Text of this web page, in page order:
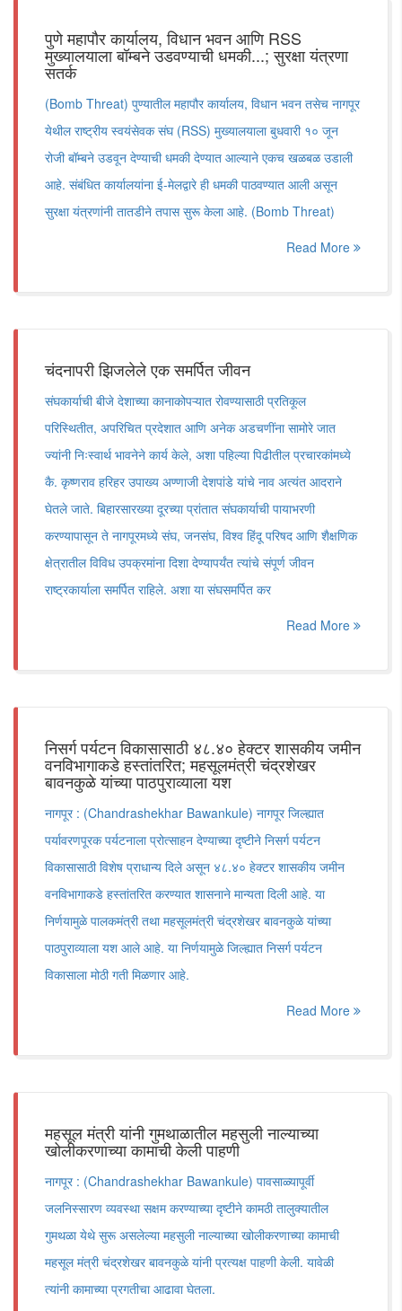
पुणे महापौर कार्यालय, विधान भवन आणि RSS
मुख्यालयाला बॉम्बने उडवण्याची धमकी...; सुरक्षा यंत्रणा
सतर्क
(Bomb Threat) पुण्यातील महापौर कार्यालय, विधान भवन तसेच नागपूर
येथील राष्ट्रीय स्वयंसेवक संघ (RSS) मुख्यालयाला बुधवारी १० जून
रोजी बॉम्बने उडवून देण्याची धमकी देण्यात आल्याने एकच खळबळ उडाली
आहे. संबंधित कार्यालयांना ई-मेलद्वारे ही धमकी पाठवण्यात आली असून
सुरक्षा यंत्रणांनी तातडीने तपास सुरू केला आहे. (Bomb Threat)
Read More
चंदनापरी झिजलेले एक समर्पित जीवन
संघकार्याची बीजे देशाच्या कानाकोपऱ्यात रोवण्यासाठी प्रतिकूल
परिस्थितीत, अपरिचित प्रदेशात आणि अनेक अडचणींना सामोरे जात
ज्यांनी निःस्वार्थ भावनेने कार्य केले, अशा पहिल्या पिढीतील प्रचारकांमध्ये
कै. कृष्णराव हरिहर उपाख्य अण्णाजी देशपांडे यांचे नाव अत्यंत आदराने
घेतले जाते. बिहारसारख्या दूरच्या प्रांतात संघकार्याची पायाभरणी
करण्यापासून ते नागपूरमध्ये संघ, जनसंघ, विश्व हिंदू परिषद आणि शैक्षणिक
क्षेत्रातील विविध उपक्रमांना दिशा देण्यापर्यंत त्यांचे संपूर्ण जीवन
राष्ट्रकार्याला समर्पित राहिले. अशा या संघसमर्पित कर
Read More
निसर्ग पर्यटन विकासासाठी ४८.४० हेक्टर शासकीय जमीन
वनविभागाकडे हस्तांतरित; महसूलमंत्री चंद्रशेखर
बावनकुळे यांच्या पाठपुराव्याला यश
नागपूर : (Chandrashekhar Bawankule) नागपूर जिल्ह्यात
पर्यावरणपूरक पर्यटनाला प्रोत्साहन देण्याच्या दृष्टीने निसर्ग पर्यटन
विकासासाठी विशेष प्राधान्य दिले असून ४८.४० हेक्टर शासकीय जमीन
वनविभागाकडे हस्तांतरित करण्यात शासनाने मान्यता दिली आहे. या
निर्णयामुळे पालकमंत्री तथा महसूलमंत्री चंद्रशेखर बावनकुळे यांच्या
पाठपुराव्याला यश आले आहे. या निर्णयामुळे जिल्ह्यात निसर्ग पर्यटन
विकासाला मोठी गती मिळणार आहे.
Read More
महसूल मंत्री यांनी गुमथाळातील महसुली नाल्याच्या
खोलीकरणाच्या कामाची केली पाहणी
नागपूर : (Chandrashekhar Bawankule) पावसाळ्यापूर्वी
जलनिस्सारण व्यवस्था सक्षम करण्याच्या दृष्टीने कामठी तालुक्यातील
गुमथळा येथे सुरू असलेल्या महसुली नाल्याच्या खोलीकरणाच्या कामाची
महसूल मंत्री चंद्रशेखर बावनकुळे यांनी प्रत्यक्ष पाहणी केली. यावेळी
त्यांनी कामाच्या प्रगतीचा आढावा घेतला.